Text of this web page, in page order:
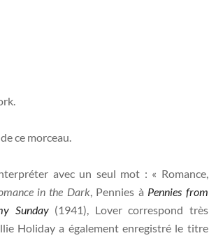
ce morceau.
avec un seul mot : « Romance,
in the Dark, Pennies à Pennies from
Sunday (1941), Lover correspond très
Holiday a également enregistré le titre